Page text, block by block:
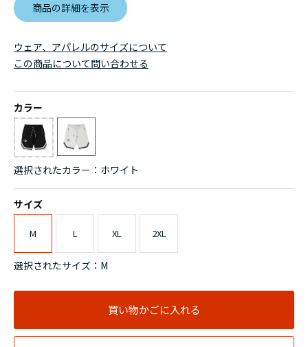
商品の詳細を表示
ウェア、アパレルのサイズについて
カラー
選択されたカラー：ホワイト
サイズ
M L XL 2XL
選択されたサイズ：M
買い物かごに入れる
この商品について問い合わせる